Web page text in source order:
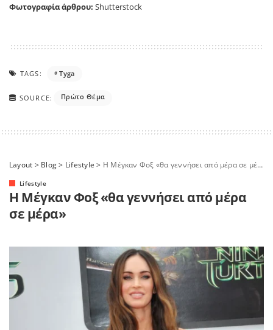
Φωτογραφία άρθρου: Shutterstock
TAGS: Tyga
SOURCE: Πρώτο Θέμα
Layout > Blog> Lifestyle > H Μέγκαν Φοξ «θα γεννήσει από μέρα σε μέρα»
Lifestyle
H Μέγκαν Φοξ «θα γεννήσει από μέρα
σε μέρα»